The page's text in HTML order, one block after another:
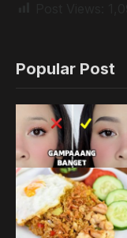
Popular Post